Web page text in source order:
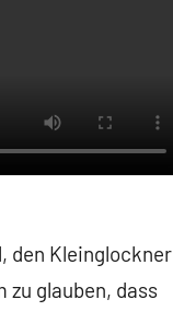
den Kleinglockner
glauben, dass